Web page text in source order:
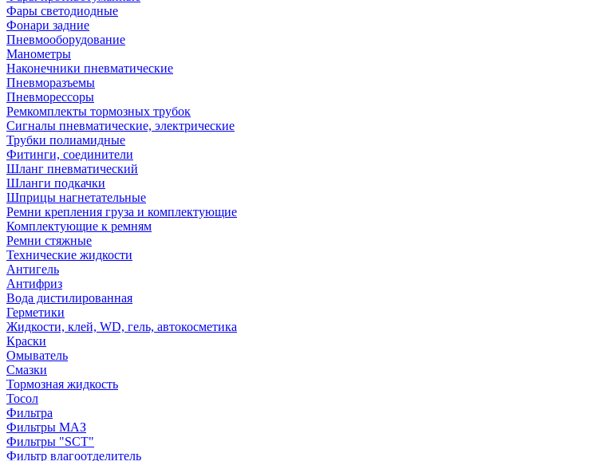
Фары светодиодные
Фонари задние
Пневмооборудование
Манометры
Наконечники пневматические
Пневморазъемы
Пневморессоры
Ремкомплекты тормозных трубок
Сигналы пневматические, электрические
Трубки полиамидные
Фитинги, соединители
Шланг пневматический
Шланги подкачки
Шприцы нагнетательные
Ремни крепления груза и комплектующие
Комплектующие к ремням
Ремни стяжные
Технические жидкости
Антигель
Антифриз
Вода дистилированная
Герметики
Жидкости, клей, WD, гель, автокосметика
Краски
Омыватель
Смазки
Тормозная жидкость
Тосол
Фильтра
Фильтры МАЗ
Фильтры "SCT"
Фильтр влагоотделитель